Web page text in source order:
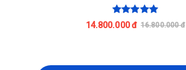
14.800.000 đ 16.800.000 đ